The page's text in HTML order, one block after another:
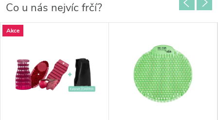
Co u nás nejvíc frčí?
Akce